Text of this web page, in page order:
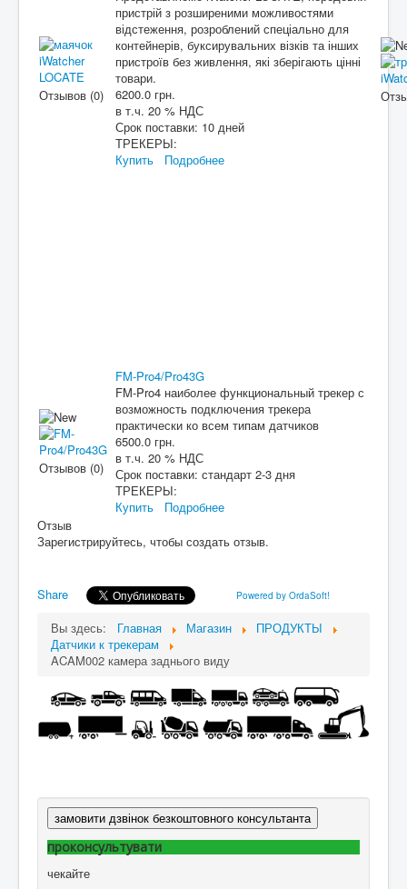
Отзывов (0)
пристрій з розширеними можливостями
відстеження, розроблений спеціально для
контейнерів, буксирувальних візків та інших
пристроїв без живлення, які зберігають цінні
товари.
6200.0 грн.
в т.ч. 20 % НДС
Срок поставки: 10 дней
ТРЕКЕРЫ:
Купить
Подробнее
Отзывов (0)
FM-Pro4/Pro43G
FM-Pro4 наиболее функциональный трекер с
возможность подключения трекера
практически ко всем типам датчиков
6500.0 грн.
в т.ч. 20 % НДС
Срок поставки: стандарт 2-3 дня
ТРЕКЕРЫ:
Купить
Подробнее
Отзыв
Зарегистрируйтесь, чтобы создать отзыв.
Share Powered by OrdaSoft!
Вы здесь: Главная Магазин
ПРОДУКТЫ
Датчики к трекерам
ACAM002 камера заднього виду
замовити дзвінок безкоштовного консультанта
проконсультувати
чекайте